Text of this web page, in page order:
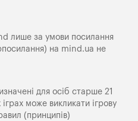
лише за умови посилання
на mind.ua не
для осіб старше 21
може викликати ігрову
(принципів)